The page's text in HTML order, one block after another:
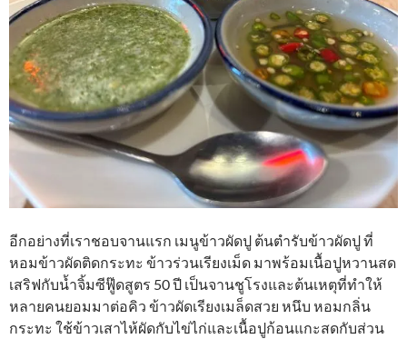
อีกอย่างที่เราชอบจานแรก เมนูข้าวผัดปู ต้นตำรับข้าวผัดปู ที่
หอมข้าวผัดติดกระทะ ข้าวร่วนเรียงเม็ด มาพร้อมเนื้อปูหวานสด
เสริฟกับน้ำจิ้มซีฟู๊ดสูตร 50 ปี เป็นจานชูโรงและต้นเหตุที่ทำให้
หลายคนยอมมาต่อคิว ข้าวผัดเรียงเมล็ดสวย หนึบ หอมกลิ่น
กระทะ ใช้ข้าวเสาไห้ผัดกับไข่ไก่และเนื้อปูก้อนแกะสดกับส่วน